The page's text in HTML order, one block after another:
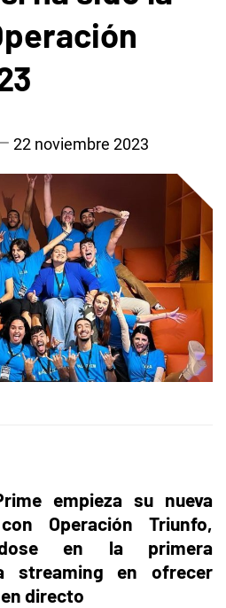
22 noviembre 2023
empieza su nueva
Operación Triunfo,
en la primera
streaming en ofrecer
directo